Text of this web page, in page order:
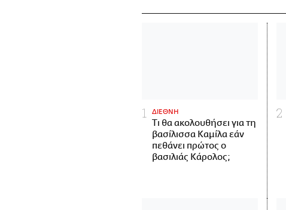
ΔΙΕΘΝΗ
Τι θα ακολουθήσει για τη
βασίλισσα Καμίλα εάν
πεθάνει πρώτος ο
βασιλιάς Κάρολος;